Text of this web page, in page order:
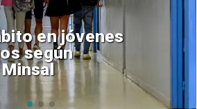
del Parque
con inversión